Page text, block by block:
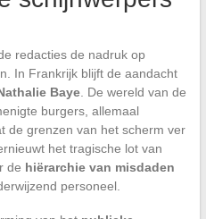
redacties de nadruk op
In Frankrijk blijft de aandacht
Baye. De wereld van de
burgers, allemaal
de grenzen van het scherm ver
het tragische lot van
de hiërarchie van misdaden
personeel.